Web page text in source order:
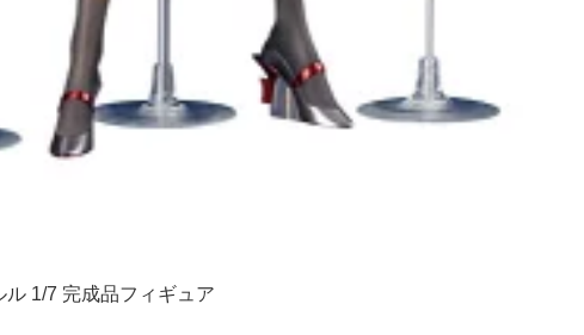
1/7 完成品フィギュア